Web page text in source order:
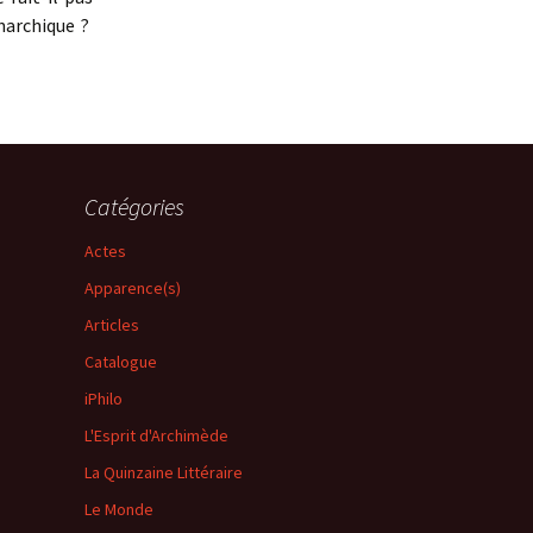
?
Catégories
Actes
Apparence(s)
Articles
Catalogue
iPhilo
L'Esprit d'Archimède
La Quinzaine Littéraire
Le Monde